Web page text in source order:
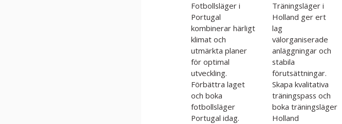
Fotbollsläger i
Portugal
kombinerar härligt
klimat och
utmärkta planer
för optimal
utveckling.
Förbättra laget
och boka
fotbollsläger
Portugal idag.
Träningsläger i
Holland ger ert
lag
välorganiserade
anläggningar och
stabila
förutsättningar.
Skapa kvalitativa
träningspass och
boka träningsläger
Holland